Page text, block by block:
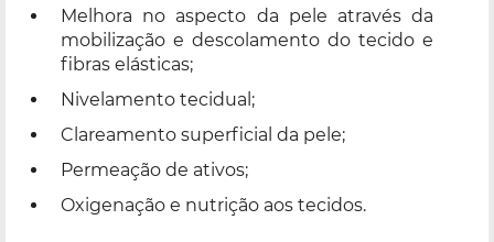
Melhora no aspecto da pele através da
mobilização e descolamento do tecido e
fibras elásticas;
Nivelamento tecidual;
Clareamento superficial da pele;
Permeação de ativos;
Oxigenação e nutrição aos tecidos.